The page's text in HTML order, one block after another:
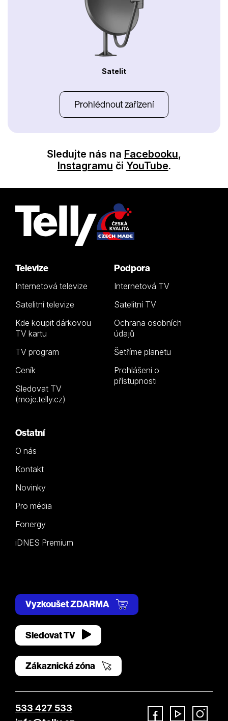
Satelit
Prohlédnout zařízení
Sledujte nás na Facebooku,
Instagramu či YouTube.
Televize
Internetová televize
Satelitní televize
Kde koupit dárkovou
TV kartu
TV program
Ceník
Sledovat TV
(moje.telly.cz)
Podpora
Internetová TV
Satelitní TV
Ochrana osobních
údajů
Šetříme planetu
Prohlášení o
přístupnosti
Ostatní
O nás
Kontakt
Novinky
Pro média
Fonergy
iDNES Premium
Vyzkoušet ZDARMA
Sledovat TV
Zákaznická zóna
533 427 533